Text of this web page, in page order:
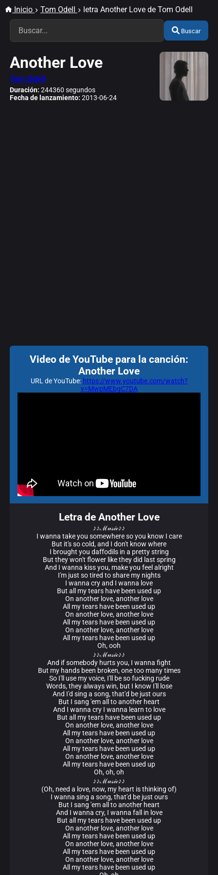
Inicio Tom Odell letra Another Love de Tom Odell
Buscar
Another Love
Tom Odell
Duración: 244360 segundos
Fecha de lanzamiento: 2013-06-24
Video de YouTube para la canción:
Another Love
URL de YouTube: https://www.youtube.com/watch?
v=MwpMEbgC7DA
Letra de Another Love
♪♪ℳ𝓊𝓈𝒾𝒸♪♪
I wanna take you somewhere so you know I care
But it's so cold, and I don't know where
I brought you daffodils in a pretty string
But they won't flower like they did last spring
And I wanna kiss you, make you feel alright
I'm just so tired to share my nights
I wanna cry and I wanna love
But all my tears have been used up
On another love, another love
All my tears have been used up
On another love, another love
All my tears have been used up
On another love, another love
All my tears have been used up
Oh, ooh
♪♪ℳ𝓊𝓈𝒾𝒸♪♪
And if somebody hurts you, I wanna fight
But my hands been broken, one too many times
So I'll use my voice, I'll be so fucking rude
Words, they always win, but I know I'll lose
And I'd sing a song, that'd be just ours
But I sang 'em all to another heart
And I wanna cry I wanna learn to love
But all my tears have been used up
On another love, another love
All my tears have been used up
On another love, another love
All my tears have been used up
On another love, another love
All my tears have been used up
Oh, oh, oh
♪♪ℳ𝓊𝓈𝒾𝒸♪♪
(Oh, need a love, now, my heart is thinking of)
I wanna sing a song, that'd be just ours
But I sang 'em all to another heart
And I wanna cry, I wanna fall in love
But all my tears have been used up
On another love, another love
All my tears have been used up
On another love, another love
All my tears have been used up
On another love, another love
All my tears have been used up